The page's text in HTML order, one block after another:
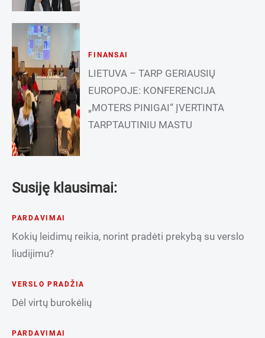
FINANSAI
LIETUVA – TARP GERIAUSIŲ
EUROPOJE: KONFERENCIJA
„MOTERS PINIGAI“ ĮVERTINTA
TARPTAUTINIU MASTU
Susiję klausimai:
PARDAVIMAI
Kokių leidimų reikia, norint pradėti prekybą su verslo
liudijimu?
VERSLO PRADŽIA
Dėl virtų burokėlių
PARDAVIMAI